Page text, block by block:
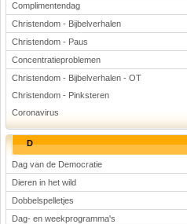
Complimentendag
Christendom - Bijbelverhalen
Christendom - Paus
Concentratieproblemen
Christendom - Bijbelverhalen - OT
Christendom - Pinksteren
Coronavirus
D
Dag van de Democratie
Dieren in het wild
Dobbelspelletjes
Dag- en weekprogramma's